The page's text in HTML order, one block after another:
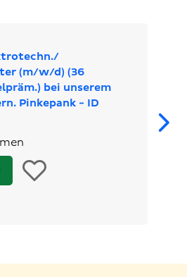
(m/w/d) (36
bei unserem
Pinkepank - ID
via
In